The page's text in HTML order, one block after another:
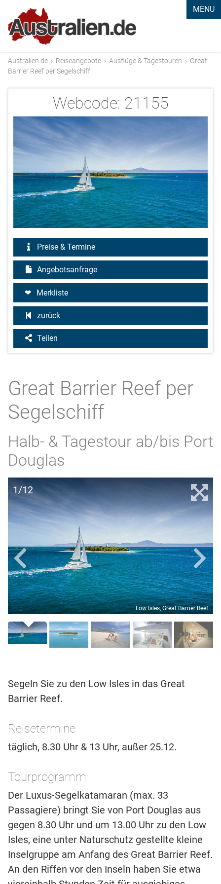
MENU
Australien.de › Reiseangebote › Ausflüge & Tagestouren › Great
Barrier Reef per Segelschiff
Webcode: 21155
Preise & Termine
Angebotsanfrage
Merkliste
zurück
Teilen
Great Barrier Reef per
Segelschiff
Halb- & Tagestour ab/bis Port
Douglas
1/12
Low Isles, Great Barrier Reef
Segeln Sie zu den Low Isles in das Great
Barrier Reef.
Reisetermine
täglich, 8.30 Uhr & 13 Uhr, außer 25.12.
Tourprogramm
Der Luxus-Segelkatamaran (max. 33
Passagiere) bringt Sie von Port Douglas aus
gegen 8.30 Uhr und um 13.00 Uhr zu den Low
Isles, eine unter Naturschutz gestellte kleine
Inselgruppe am Anfang des Great Barrier Reef.
An den Riffen vor den Inseln haben Sie etwa